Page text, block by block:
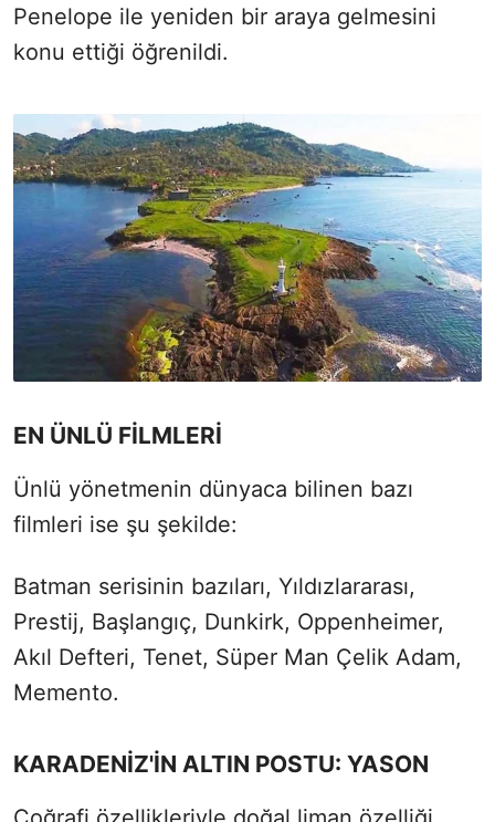
Penelope ile yeniden bir araya gelmesini
konu ettiği öğrenildi.
EN ÜNLÜ FİLMLERİ
Ünlü yönetmenin dünyaca bilinen bazı
filmleri ise şu şekilde:
Batman serisinin bazıları, Yıldızlararası,
Prestij, Başlangıç, Dunkirk, Oppenheimer,
Akıl Defteri, Tenet, Süper Man Çelik Adam,
Memento.
KARADENİZ'İN ALTIN POSTU: YASON